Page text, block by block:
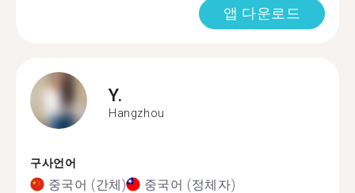
앱 다운로드
Y.
Hangzhou
구사언어
중국어 (간체) 중국어 (정체자)